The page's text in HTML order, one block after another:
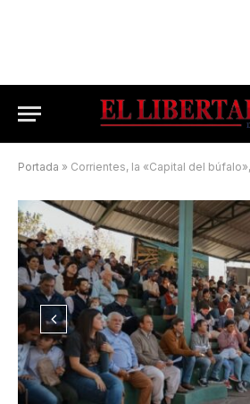
Portada » Corrientes, la «Capital del búfalo», con